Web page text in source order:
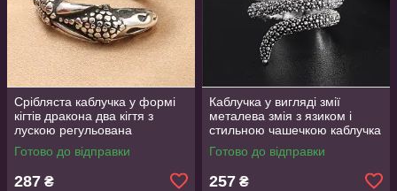
Срібляста каблучка у формі
кігтів дракона два кігтя з
лускою регульована
DragonClaw001
Готово до відправки
287 ₴
Каблучка у вигляді змії
металева змія з язиком і
стильною чашечкою каблучка
влада розмір регульований
Готово до відправки
257 ₴